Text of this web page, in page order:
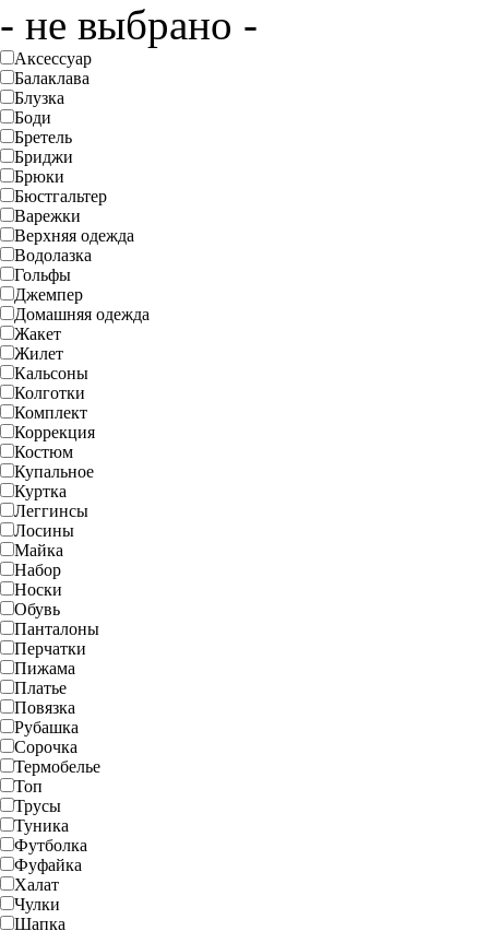
- не выбрано -
Аксессуар
Балаклава
Блузка
Боди
Бретель
Бриджи
Брюки
Бюстгальтер
Варежки
Верхняя одежда
Водолазка
Гольфы
Джемпер
Домашняя одежда
Жакет
Жилет
Кальсоны
Колготки
Комплект
Коррекция
Костюм
Купальное
Куртка
Леггинсы
Лосины
Майка
Набор
Носки
Обувь
Панталоны
Перчатки
Пижама
Платье
Повязка
Рубашка
Сорочка
Термобелье
Топ
Трусы
Туника
Футболка
Фуфайка
Халат
Чулки
Шапка